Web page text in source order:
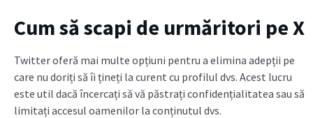
Cum să scapi de urmăritori pe X
Twitter oferă mai multe opțiuni pentru a elimina adepții pe
care nu doriți să îi țineți la curent cu profilul dvs. Acest lucru
este util dacă încercați să vă păstrați confidențialitatea sau să
limitați accesul oamenilor la conținutul dvs.